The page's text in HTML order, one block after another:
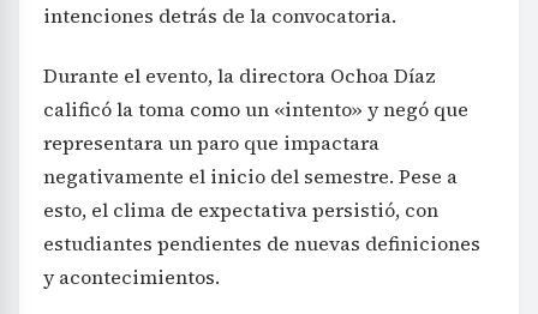
intenciones detrás de la convocatoria.
Durante el evento, la directora Ochoa Díaz
calificó la toma como un «intento» y negó que
representara un paro que impactara
negativamente el inicio del semestre. Pese a
esto, el clima de expectativa persistió, con
estudiantes pendientes de nuevas definiciones
y acontecimientos.